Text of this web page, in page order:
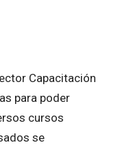
Capacitación
para poder
cursos
se